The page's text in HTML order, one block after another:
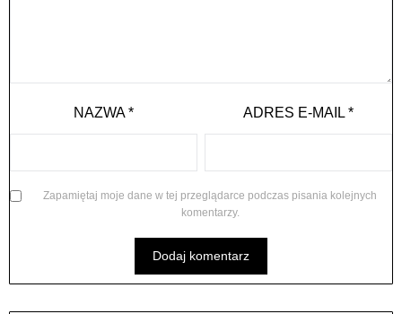
NAZWA* ADRES E-MAIL*
Zapamiętaj moje dane w tej przeglądarce podczas pisania kolejnych
komentarzy.